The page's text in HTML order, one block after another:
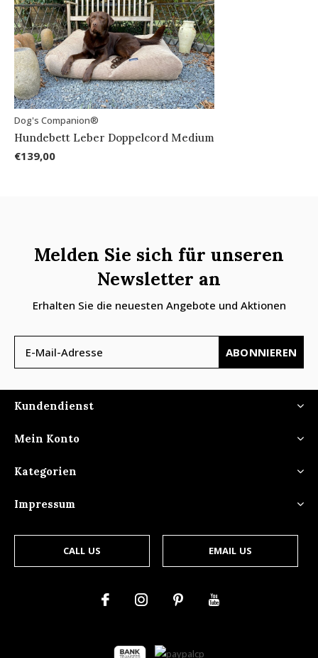
Dog's Companion®
Hundebett Leber Doppelcord Medium
€139,00
Melden Sie sich für unseren
Newsletter an
Erhalten Sie die neuesten Angebote und Aktionen
ABONNIEREN
Kundendienst
Mein Konto
Kategorien
Impressum
CALL US EMAIL US